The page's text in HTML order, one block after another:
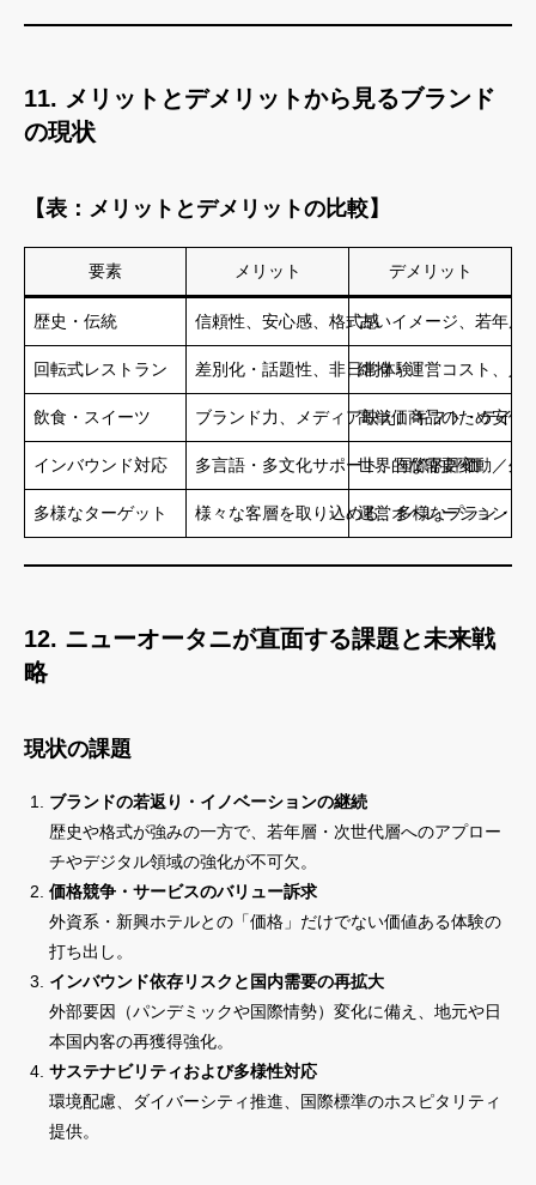
11. メリットとデメリットから見るブランド
の現状
【表：メリットとデメリットの比較】
要素 メリット デメリット
歴史・伝統 信頼性、安心感、格式感古いイメージ、若年層
回転式レストラン 差別化・話題性、非日常体験維持・運営コスト、人
飲食・スイーツ ブランド力、メディア映え、ギフト・テイク
高単価商品のため安価
インバウンド対応 多言語・多文化サポート、国際的評価
世界的な需要変動／外
多様なターゲット 様々な客層を取り込める、多様なプラン・
運営オペレーション・
12. ニューオータニが直面する課題と未来戦
略
現状の課題
ブランドの若返り・イノベーションの継続
歴史や格式が強みの一方で、若年層・次世代層へのアプロー
チやデジタル領域の強化が不可欠。
価格競争・サービスのバリュー訴求
外資系・新興ホテルとの「価格」だけでない価値ある体験の
打ち出し。
インバウンド依存リスクと国内需要の再拡大
外部要因（パンデミックや国際情勢）変化に備え、地元や日
本国内客の再獲得強化。
サステナビリティおよび多様性対応
環境配慮、ダイバーシティ推進、国際標準のホスピタリティ
提供。